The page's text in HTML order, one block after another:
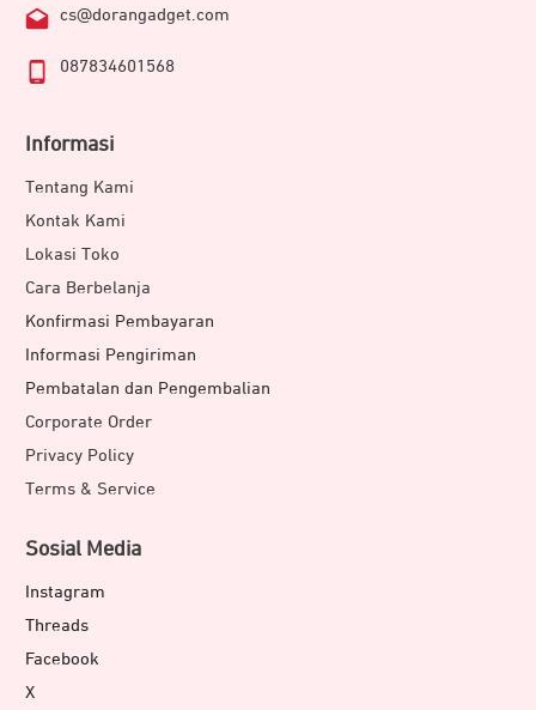
cs@dorangadget.com
087834601568
Informasi
Tentang Kami
Kontak Kami
Lokasi Toko
Cara Berbelanja
Konfirmasi Pembayaran
Informasi Pengiriman
Pembatalan dan Pengembalian
Corporate Order
Privacy Policy
Terms & Service
Sosial Media
Instagram
Threads
Facebook
X